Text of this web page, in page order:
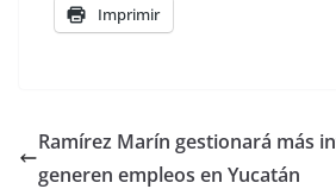
Imprimir
Ramírez Marín gestionará más
generen empleos en Yucatán